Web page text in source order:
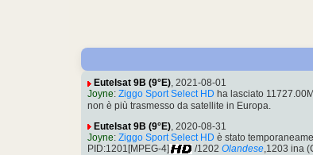
Eutelsat 9B (9°E), 2021-08-01
Joyne: Ziggo Sport Select HD ha lasciato
non è più trasmesso da satellite in Europa.
Eutelsat 9B (9°E) , 2020-08-31
Joyne: Ziggo Sport Select HD è stato
PID:1201[MPEG-4]
/1202 Olandese ,1203 ina